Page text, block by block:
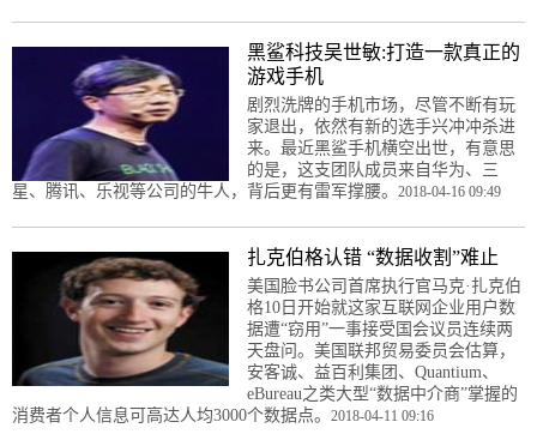
黑鲨科技吴世敏:打造一款真正的
游戏手机
剧烈洗牌的手机市场，尽管不断有玩
家退出，依然有新的选手兴冲冲杀进
来。最近黑鲨手机横空出世，有意思
的是，这支团队成员来自华为、三
星、腾讯、乐视等公司的牛人，背后更有雷军撑腰。 2018-04-16 09:49
扎克伯格认错 “数据收割”难止
美国脸书公司首席执行官马克·扎克伯
格10日开始就这家互联网企业用户数
据遭“窃用”一事接受国会议员连续两
天盘问。美国联邦贸易委员会估算，
安客诚、益百利集团、Quantium、
eBureau之类大型“数据中介商”掌握的
消费者个人信息可高达人均3000个数据点。 2018-04-11 09:16